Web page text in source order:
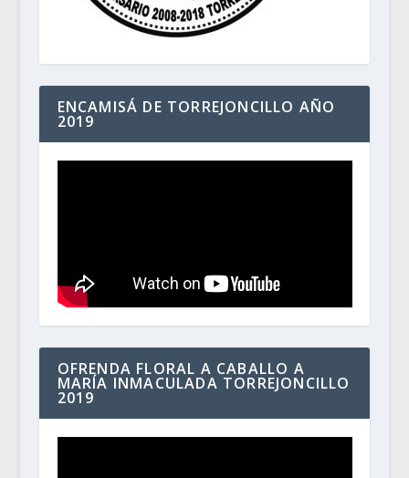
ENCAMISÁ DE TORREJONCILLO AÑO
2019
OFRENDA FLORAL A CABALLO A
MARÍA INMACULADA TORREJONCILLO
2019